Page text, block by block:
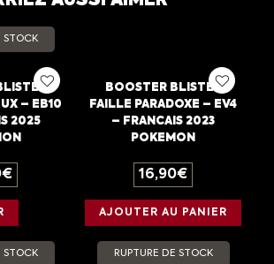
STOCK
– EB10
2025
€
BOOSTER BLISTER
FAILLE PARADOXE – EV4
– FRANCAIS 2023
POKEMON
16,90€
AJOUTER AU PANIER
STOCK RUPTURE DE STOCK